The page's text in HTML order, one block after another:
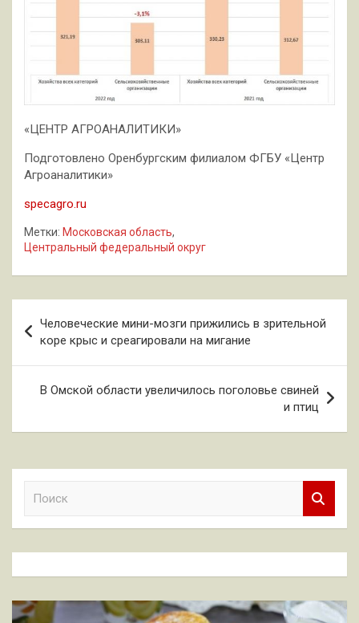
«ЦЕНТР АГРОАНАЛИТИКИ»
Подготовлено Оренбургским филиалом ФГБУ «Центр
Агроаналитики»
specagro.ru
Метки: Московская область,
Центральный федеральный округ
по
записям
Человеческие мини-мозги прижились в зрительной
коре крыс и среагировали на мигание
В Омской области увеличилось поголовье свиней
и птиц
к